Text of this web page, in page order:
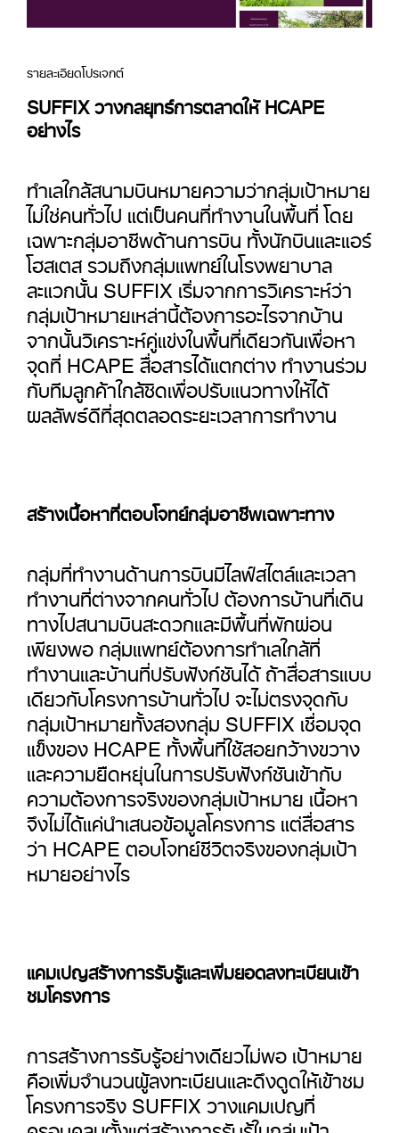
รายละเอียดโปรเจกต์
SUFFIX วางกลยุทธ์การตลาดให้ HCAPE
อย่างไร
ทำเลใกล้สนามบินหมายความว่ากลุ่มเป้าหมาย
ไม่ใช่คนทั่วไป แต่เป็นคนที่ทำงานในพื้นที่ โดย
เฉพาะกลุ่มอาชีพด้านการบิน ทั้งนักบินและแอร์
โฮสเตส รวมถึงกลุ่มแพทย์ในโรงพยาบาล
ละแวกนั้น SUFFIX เริ่มจากการวิเคราะห์ว่า
กลุ่มเป้าหมายเหล่านี้ต้องการอะไรจากบ้าน
จากนั้นวิเคราะห์คู่แข่งในพื้นที่เดียวกันเพื่อหา
จุดที่ HCAPE สื่อสารได้แตกต่าง ทำงานร่วม
กับทีมลูกค้าใกล้ชิดเพื่อปรับแนวทางให้ได้
ผลลัพธ์ดีที่สุดตลอดระยะเวลาการทำงาน
สร้างเนื้อหาที่ตอบโจทย์กลุ่มอาชีพเฉพาะทาง
กลุ่มที่ทำงานด้านการบินมีไลฟ์สไตล์และเวลา
ทำงานที่ต่างจากคนทั่วไป ต้องการบ้านที่เดิน
ทางไปสนามบินสะดวกและมีพื้นที่พักผ่อน
เพียงพอ กลุ่มแพทย์ต้องการทำเลใกล้ที่
ทำงานและบ้านที่ปรับฟังก์ชันได้ ถ้าสื่อสารแบบ
เดียวกับโครงการบ้านทั่วไป จะไม่ตรงจุดกับ
กลุ่มเป้าหมายทั้งสองกลุ่ม SUFFIX เชื่อมจุด
แข็งของ HCAPE ทั้งพื้นที่ใช้สอยกว้างขวาง
และความยืดหยุ่นในการปรับฟังก์ชันเข้ากับ
ความต้องการจริงของกลุ่มเป้าหมาย เนื้อหา
จึงไม่ได้แค่นำเสนอข้อมูลโครงการ แต่สื่อสาร
ว่า HCAPE ตอบโจทย์ชีวิตจริงของกลุ่มเป้า
หมายอย่างไร
แคมเปญสร้างการรับรู้และเพิ่มยอดลงทะเบียนเข้า
ชมโครงการ
การสร้างการรับรู้อย่างเดียวไม่พอ เป้าหมาย
คือเพิ่มจำนวนผู้ลงทะเบียนและดึงดูดให้เข้าชม
โครงการจริง SUFFIX วางแคมเปญที่